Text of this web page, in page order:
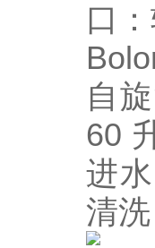
口
自
60
进
清洗